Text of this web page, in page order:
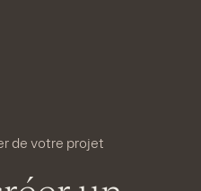
de votre projet